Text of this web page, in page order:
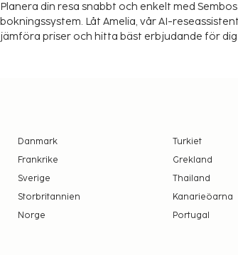
Planera din resa snabbt och enkelt med Sembos
bokningssystem. Låt Amelia, vår AI-
jämföra priser och hitta bäst erbjudande för dig.
Danmark
Turkiet
Frankrike
Grekland
Sverige
Thailand
Storbritannien
Kanarieöarna
Norge Portugal